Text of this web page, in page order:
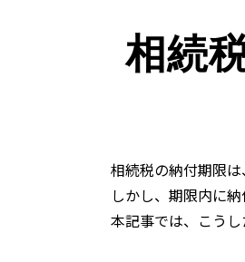
相続
相続税の納付期限
しかし、期限内に
本記事では、こう